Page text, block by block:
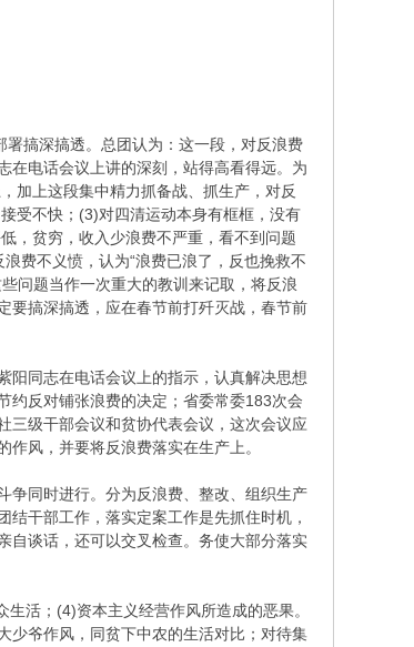
搞深搞透。总团认为：这一段，对反浪费
在电话会议上讲的深刻，站得高看得远。为
加上这段集中精力抓备战、抓生产，对反
受不快；(3)对四清运动本身有框框，没有
，贫穷，收入少浪费不严重，看不到问题
费不义愤，认为“浪费已浪了，反也挽救不
问题当作一次重大的教训来记取，将反浪
要搞深搞透，应在春节前打歼灭战，春节前
阳同志在电话会议上的指示，认真解决思想
约反对铺张浪费的决定；省委常委183次会
三级干部会议和贫协代表会议，这次会议应
风，并要将反浪费落实在生产上。
争同时进行。分为反浪费、整改、组织生产
干部工作，落实定案工作是先抓住时机，
自谈话，还可以交叉检查。务使大部分落实
活；(4)资本主义经营作风所造成的恶果。
少爷作风，同贫下中农的生活对比；对待集